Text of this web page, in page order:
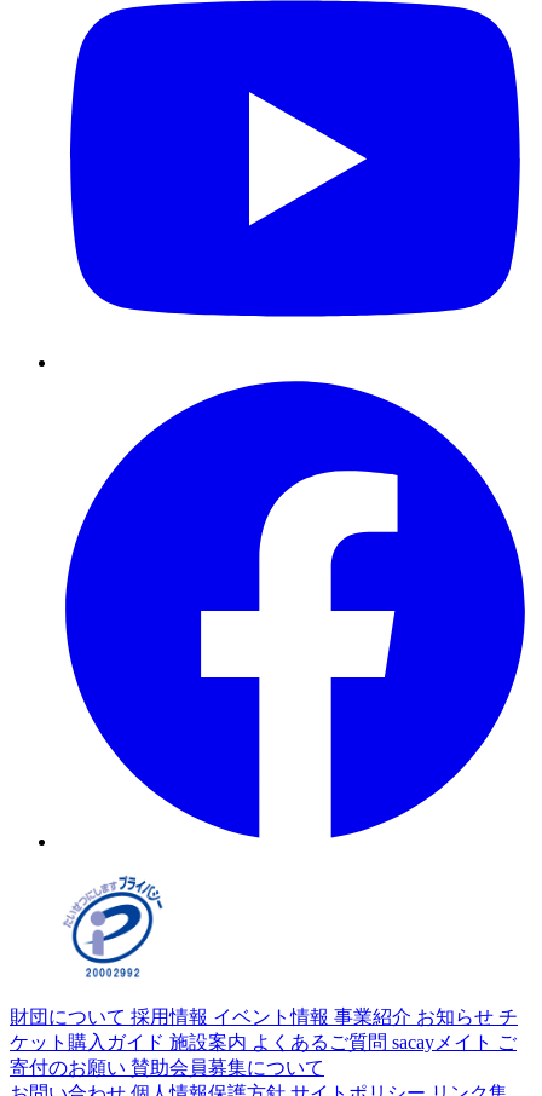
財団について 採用情報 イベント情報 事業紹介 お知らせ チ
ケット購入ガイド 施設案内 よくあるご質問 sacayメイト ご
寄付のお願い 賛助会員募集について